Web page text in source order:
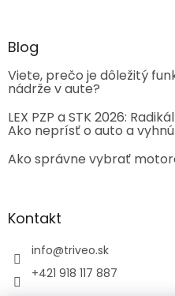
Blog
Viete, prečo je dôležitý
nádrže v aute?
LEX PZP a STK 2026:
Ako neprísť o auto a
Ako správne vybrať
Kontakt
info@triveo.sk
+421 918 117 887